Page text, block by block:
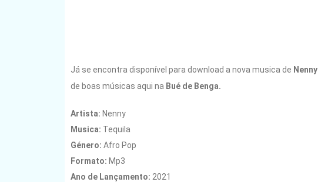
Já se encontra disponível para download a nova musica de Nenny
de boas músicas aqui na Bué de Benga.
Artista: Nenny
Musica: Tequila
Género: Afro Pop
Formato: Mp3
Ano de Lançamento: 2021